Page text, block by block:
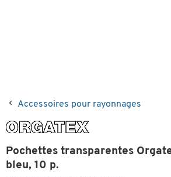
Accessoires pour rayonnages
Pochettes transparentes
bleu, 10 p.